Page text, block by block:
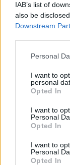
IAB’s list of
also be
Downstream
Personal
I want to
personal
Opted In
I want to
Personal
Opted In
I want to
Personal
Opted In